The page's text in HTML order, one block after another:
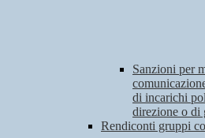
Sanzioni per
di incarichi
direzione o di
Rendiconti gruppi